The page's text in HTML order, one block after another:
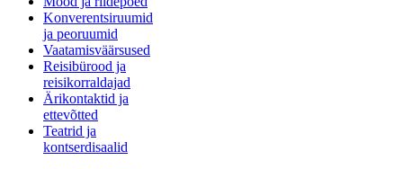
Konverentsiruumid
ja peoruumid
Vaatamisväärsused
Reisibürood ja
reisikorraldajad
Ärikontaktid ja
ettevõtted
Teatrid ja
kontserdisaalid